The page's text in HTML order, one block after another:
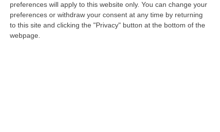
preferences will apply to this website only. You can change your
preferences or withdraw your consent at any time by returning
to this site and clicking the "Privacy" button at the bottom of the
webpage.
“CATANZARO La razionalizzazione della spesa sanitaria passa dalla
centralizzazione degli acquisti. È una delle direttrici individuate dalla…
09 Agosto, 14:37